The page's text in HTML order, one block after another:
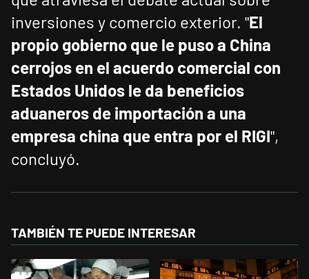
inversiones y comercio exterior. "El
propio gobierno que le puso a China
cerrojos en el acuerdo comercial con
Estados Unidos le da beneficios
aduaneros de importación a una
empresa china que entra por el RIGI",
concluyó.
TAMBIÉN TE PUEDE INTERESAR